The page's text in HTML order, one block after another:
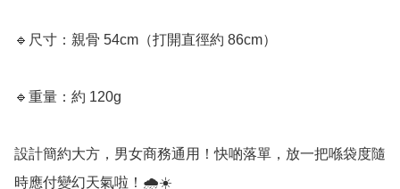
🔹尺寸：親骨 54cm（打開直徑約 86cm）
🔹重量：約 120g
設計簡約大方，男女商務通用！快啲落單，放一把喺袋度隨
時應付變幻天氣啦！🌧️☀️